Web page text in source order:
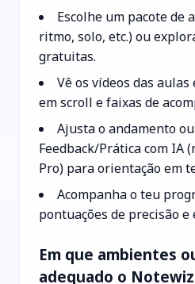
Escolhe um pacote de
ritmo, solo, etc.) ou
gratuitas.
Vê os vídeos das aulas
em scroll e faixas de
Ajusta o andamento
Feedback/Prática com IA
Pro) para orientação em
Acompanha o teu
pontuações de precisão e
Em que ambientes
adequado o